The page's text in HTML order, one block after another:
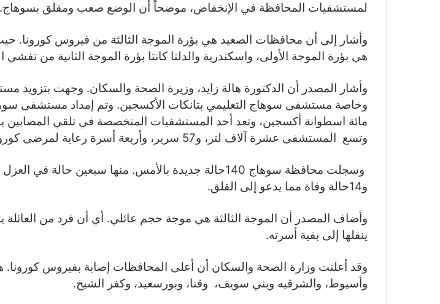
لمستشفيات المحافظة في الإنخفاض، موضحاً أن الوضع صعب ومقلق بسوهاج.
وأشار إلى أن محافظات الصعيد هي بؤرة الموجة الثالثة من فيروس كورونا.
هي بؤرة الموجة الأولى، واسكندرية والدلتا كانتا بؤرة الموجة الثانية من
وأشار المصدر أن الدكتورة هالة زايد، وزيرة الصحة والسكان. وجهت بتزويد
وخاصة مستشفى سوهاج التعليمي بتانكات الأكسجين. وتم إمداد مستشفى
مائة اسطوانة أكسجين، وتعد أحد المستشفيات المتخصصة في تلقي المصابين
وتسع المستشفى عشرة آلاف لتر، و57 سرير، وأربعة أسرة رعاية لمرضى كورونا.
وسجلت محافظة سوهاج 140حالة جديدة بالأمس. منها سبعين حالة في
و14حالة وفاة مما يدعو إلى القلق.
وأضاف المصدر أن الموجة الثالثة هي موجة حجم عائلي. أي أن فرد من العائلة
ينقلها إلى بقية أسرته.
وقد أعلنت وزارة الصحة والسكان أن أعلى المحافظات إصابة بفيروس
وأسيوط، والشرقيه وبني سويف، وقنا، وبورسعيد، وكفر الشيخ.